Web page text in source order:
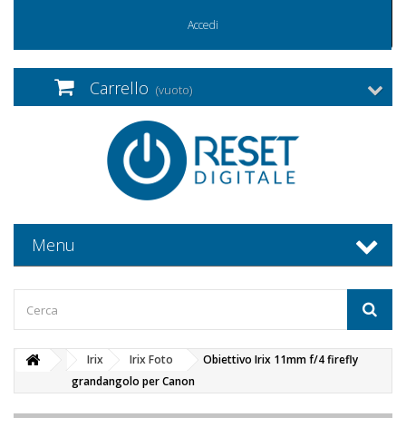
Accedi
Carrello (vuoto)
Menu
Irix Irix Foto
Obiettivo Irix 11mm f/4 firefly
grandangolo per Canon